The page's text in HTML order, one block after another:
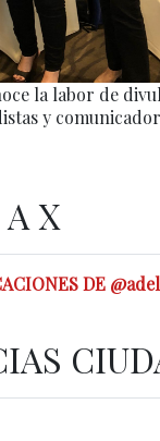
la labor de
y
X
DE